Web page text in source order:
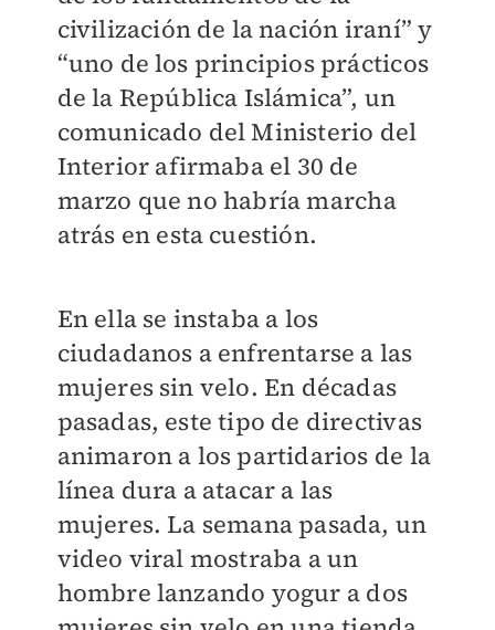
civilización de la nación iraní” y
“uno de los principios prácticos
de la República Islámica”, un
comunicado del Ministerio del
Interior afirmaba el 30 de
marzo que no habría marcha
atrás en esta cuestión.
En ella se instaba a los
ciudadanos a enfrentarse a las
mujeres sin velo. En décadas
pasadas, este tipo de directivas
animaron a los partidarios de la
línea dura a atacar a las
mujeres. La semana pasada, un
video viral mostraba a un
hombre lanzando yogur a dos